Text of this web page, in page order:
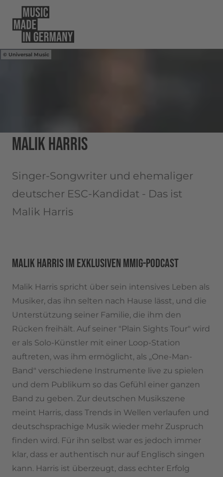
Universal Music
MALIK HARRIS
Singer-Songwriter und ehemaliger
deutscher ESC-Kandidat - Das ist
Malik Harris
MALIK HARRIS IM EXKLUSIVEN MMIG-PODCAST
Malik Harris spricht über sein intensives Leben als
Musiker, das ihn selten nach Hause lässt, und die
Unterstützung seiner Familie, die ihm den
Rücken freihält. Auf seiner "Plain Sights Tour" wird
er als Solo-Künstler mit einer Loop-Station
auftreten, was ihm ermöglicht, als „One-Man-
Band" verschiedene Instrumente live zu spielen
und dem Publikum so das Gefühl einer ganzen
Band zu geben. Zur deutschen Musikszene
meint Harris, dass Trends in Wellen verlaufen und
deutschsprachige Musik wieder mehr Zuspruch
finden wird. Für ihn selbst war es jedoch immer
klar, dass er authentisch nur auf Englisch singen
kann. Harris ist überzeugt, dass echter Erfolg